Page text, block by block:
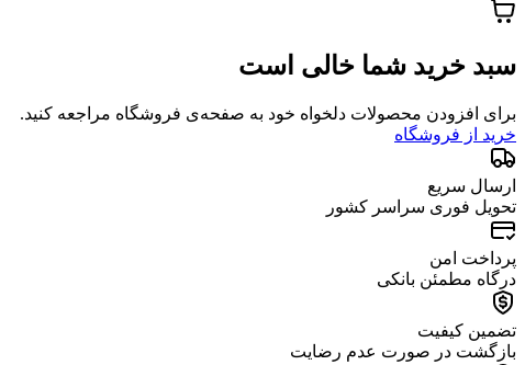
سبد خرید شما خالی است
برای افزودن محصولات دلخواه خود به صفحه‌ی فروشگاه مراجعه کنید.
خرید از فروشگاه
ارسال سریع
تحویل فوری سراسر کشور
پرداخت امن
درگاه مطمئن بانکی
تضمین کیفیت
بازگشت در صورت عدم رضایت